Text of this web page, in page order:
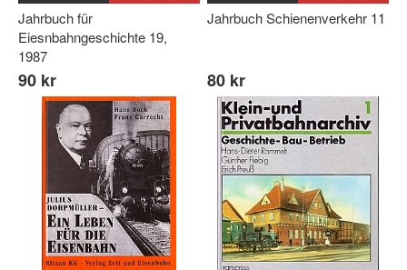
Jahrbuch für
Eiesnbahngeschichte 19,
1987
90 kr
Jahrbuch Schienenverkehr 11
80 kr